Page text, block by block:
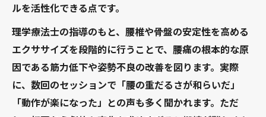
ルを活性化できる点です。
理学療法士の指導のもと、腰椎や骨盤の安定性を高める
エクササイズを段階的に行うことで、腰痛の根本的な原
因である筋力低下や姿勢不良の改善を図ります。実際
に、数回のセッションで「腰の重だるさが和らいだ」
「動作が楽になった」との声も多く聞かれます。ただ